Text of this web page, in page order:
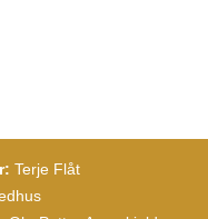
Terje Flåt